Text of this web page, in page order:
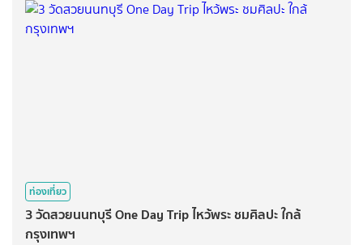
ท่องเที่ยว
3 วัดสวยนนทบุรี One Day Trip ไหว้พระ ชมศิลปะ ใกล้
กรุงเทพฯ